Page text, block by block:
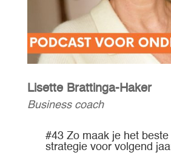
Lisette Brattinga-Haker
Business coach
#43 Zo maak je het beste
strategie voor volgend